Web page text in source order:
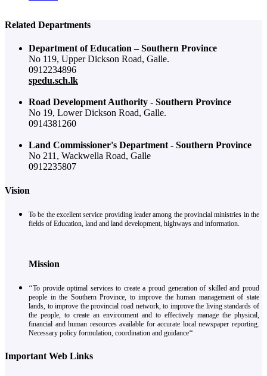
Related Departments
Department of Education – Southern Province
No 119, Upper Dickson Road, Galle.
0912234896
spedu.sch.lk
Road Development Authority - Southern Province
No 19, Lower Dickson Road, Galle.
0914381260
Land Commissioner's Department - Southern Province
No 211, Wackwella Road, Galle
0912235807
Vision
To be the excellent service providing leader among the provincial ministries in the
fields of Education, land and land development, highways and information.
Mission
‘‘To provide optimal services to create a proud generation of skilled and proud
people in the Southern Province, to improve the human management of state
lands, to improve the provincial road network, to improve the living standards of
the people, to create an environment and to effectively manage the physical,
financial and human resources available for accurate local newspaper reporting.
Necessary policy formulation, coordination and guidance‘‘
Important Web Links